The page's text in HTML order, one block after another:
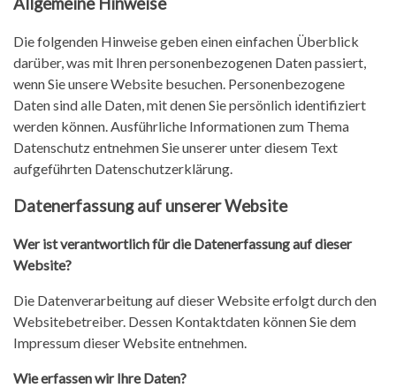
Die folgenden Hinweise geben einen einfachen Überblick
darüber, was mit Ihren personenbezogenen Daten passiert,
wenn Sie unsere Website besuchen. Personenbezogene
Daten sind alle Daten, mit denen Sie persönlich identifiziert
werden können. Ausführliche Informationen zum Thema
Datenschutz entnehmen Sie unserer unter diesem Text
aufgeführten Datenschutzerklärung.
Datenerfassung auf unserer Website
Wer ist verantwortlich für die Datenerfassung auf dieser
Website?
Die Datenverarbeitung auf dieser Website erfolgt durch den
Websitebetreiber. Dessen Kontaktdaten können Sie dem
Impressum dieser Website entnehmen.
Wie erfassen wir Ihre Daten?